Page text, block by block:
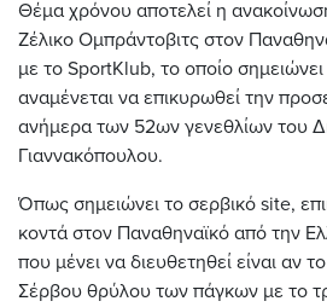
Θέμα χρόνου αποτελεί η
Ζέλικο Ομπράντοβιτς στον
με το SportKlub, το οποίο
αναμένεται να επικυρωθεί την
ανήμερα των 52ων γενεθλίων του
Γιαννακόπουλου.
Όπως σημειώνει το σερβικό site,
κοντά στον Παναθηναϊκό από την
που μένει να διευθετηθεί είναι αν
Σέρβου θρύλου των πάγκων με το